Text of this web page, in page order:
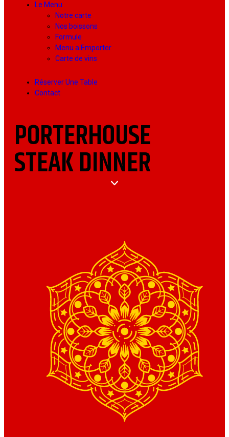
Le Menu
Notre carte
Nos boissons
Formule
Menu a Emporter
Carte de vins
Réserver Une Table
Contact
PORTERHOUSE
STEAK DINNER